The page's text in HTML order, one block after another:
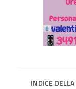
INDICE